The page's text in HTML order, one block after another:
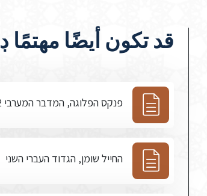
قد تكون أيضًا مهتمًا ڊ
פנקס הפלוגה, המדבר המערבי 1942 (?)
החייל שומן, הגדוד העברי השני